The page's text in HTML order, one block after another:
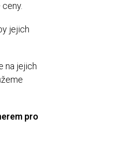
jejich
na jejich
pro